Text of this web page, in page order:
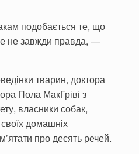
подобається те, що
не завжди правда, —
тварин, доктора
Пола МакГріві з
власники собак,
домашніх
про десять речей.